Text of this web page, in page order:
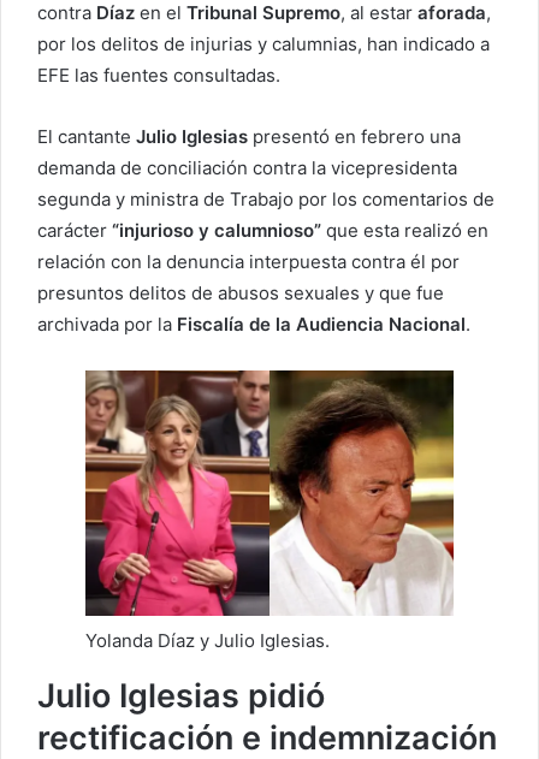
contra Díaz en el Tribunal Supremo, al estar aforada,
por los delitos de injurias y calumnias, han indicado a
EFE las fuentes consultadas.
El cantante Julio Iglesias presentó en febrero una
demanda de conciliación contra la vicepresidenta
segunda y ministra de Trabajo por los comentarios de
carácter “injurioso y calumnioso” que esta realizó en
relación con la denuncia interpuesta contra él por
presuntos delitos de abusos sexuales y que fue
archivada por la Fiscalía de la Audiencia Nacional.
Yolanda Díaz y Julio Iglesias.
Julio Iglesias pidió
rectificación e indemnización